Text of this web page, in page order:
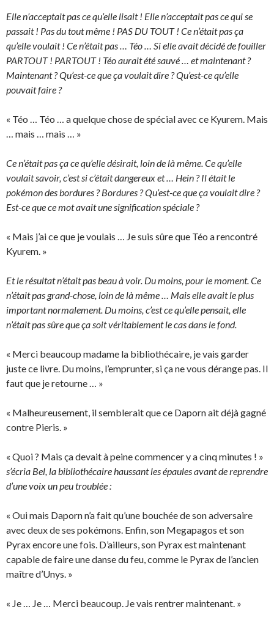
Elle n’acceptait pas ce qu’elle lisait ! Elle n’acceptait pas ce qui se
passait ! Pas du tout même ! PAS DU TOUT ! Ce n’était pas ça
qu’elle voulait ! Ce n’était pas … Téo … Si elle avait décidé de fouiller
PARTOUT ! PARTOUT ! Téo aurait été sauvé … et maintenant ?
Maintenant ? Qu’est-ce que ça voulait dire ? Qu’est-ce qu’elle
pouvait faire ?
« Téo … Téo … a quelque chose de spécial avec ce Kyurem. Mais
… mais … mais … »
Ce n’était pas ça ce qu’elle désirait, loin de là même. Ce qu’elle
voulait savoir, c’est si c’était dangereux et … Hein ? Il était le
pokémon des bordures ? Bordures ? Qu’est-ce que ça voulait dire ?
Est-ce que ce mot avait une signification spéciale ?
« Mais j’ai ce que je voulais … Je suis sûre que Téo a rencontré
Kyurem. »
Et le résultat n’était pas beau à voir. Du moins, pour le moment. Ce
n’était pas grand-chose, loin de là même … Mais elle avait le plus
important normalement. Du moins, c’est ce qu’elle pensait, elle
n’était pas sûre que ça soit véritablement le cas dans le fond.
« Merci beaucoup madame la bibliothécaire, je vais garder
juste ce livre. Du moins, l’emprunter, si ça ne vous dérange pas. Il
faut que je retourne … »
« Malheureusement, il semblerait que ce Daporn ait déjà gagné
contre Pieris. »
« Quoi ? Mais ça devait à peine commencer y a cinq minutes ! »
s’écria Bel, la bibliothécaire haussant les épaules avant de reprendre
d’une voix un peu troublée :
« Oui mais Daporn n’a fait qu’une bouchée de son adversaire
avec deux de ses pokémons. Enfin, son Megapagos et son
Pyrax encore une fois. D’ailleurs, son Pyrax est maintenant
capable de faire une danse du feu, comme le Pyrax de l’ancien
maître d’Unys. »
« Je … Je … Merci beaucoup. Je vais rentrer maintenant. »